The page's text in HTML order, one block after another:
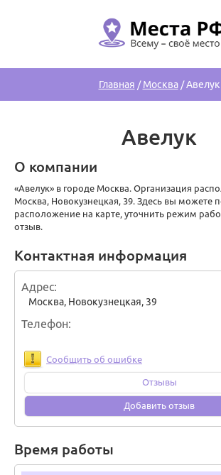
Главная /Москва/Авелук
Авелук
О компании
«Авелук» в городе Москва. Организация
Москва, Новокузнецкая, 39. Здесь вы можете
расположение на карте, уточнить режим
отзыв.
Контактная информация
Адрес
Москва, Новокузнецкая, 39
Телефон
Сообщить об ошибке
Отзывы
Добавить отзыв
Время работы